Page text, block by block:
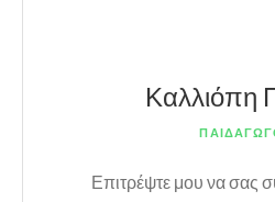
Καλλιόπη
Επιτρέψτε μου να σας